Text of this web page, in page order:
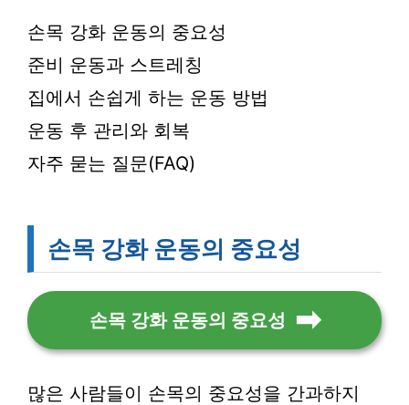
손목 강화 운동의 중요성
준비 운동과 스트레칭
집에서 손쉽게 하는 운동 방법
운동 후 관리와 회복
자주 묻는 질문(FAQ)
손목 강화 운동의 중요성
손목 강화 운동의 중요성
많은 사람들이 손목의 중요성을 간과하지